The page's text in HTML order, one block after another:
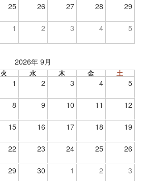
25 26 27 28 29
1 2 3 4 5
2026年 9月
火 水 木 金 土
1 2 3 4 5
8 9 10 11 12
15 16 17 18 19
22 23 24 25 26
29 30 1 2 3